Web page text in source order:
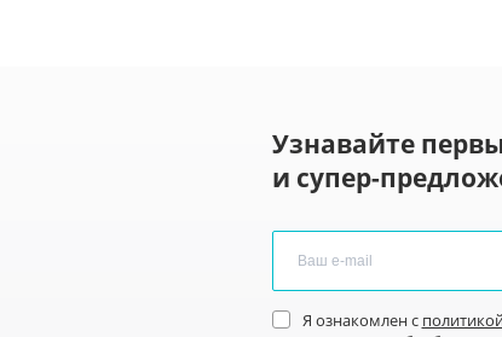
Узнавайте
и супер-
Я ознакомлен с